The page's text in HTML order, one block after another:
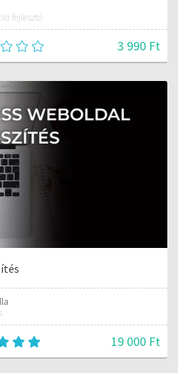
fejlesztő
3 990 Ft
19 000 Ft